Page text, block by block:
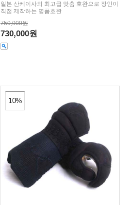
일본 산케이사의 최고급 맞춤 호완으로 장인이
직접 제작하는 명품호완
750,000원
730,000원
10%